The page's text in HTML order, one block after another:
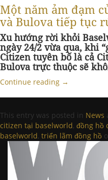
Một năm ảm đạm
và Bulova tiếp tục
Xu hướng rời khỏi
ngày 24/2 vừa qua, khi
Citizen tuyên bố là cả
Bulova trực thuộc sẽ
Continue reading →
This entry was posted in News
citizen tại baselworld, đồng hồ
baselworld, triển lãm đồng hồ